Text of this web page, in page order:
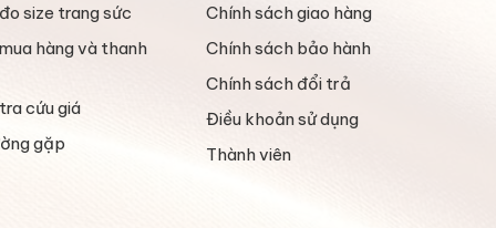
size trang sức
hàng và thanh
cứu giá
gặp
Chính sách giao hàng
Chính sách bảo hành
Chính sách đổi trả
Điều khoản sử dụng
Thành viên